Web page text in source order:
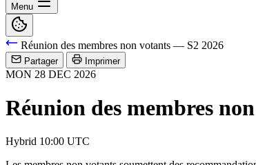
Menu
Réunion des membres non votants — S2 2026
Partager Imprimer
MON 28 DEC 2026
Réunion des membres
Hybrid 10:00 UTC